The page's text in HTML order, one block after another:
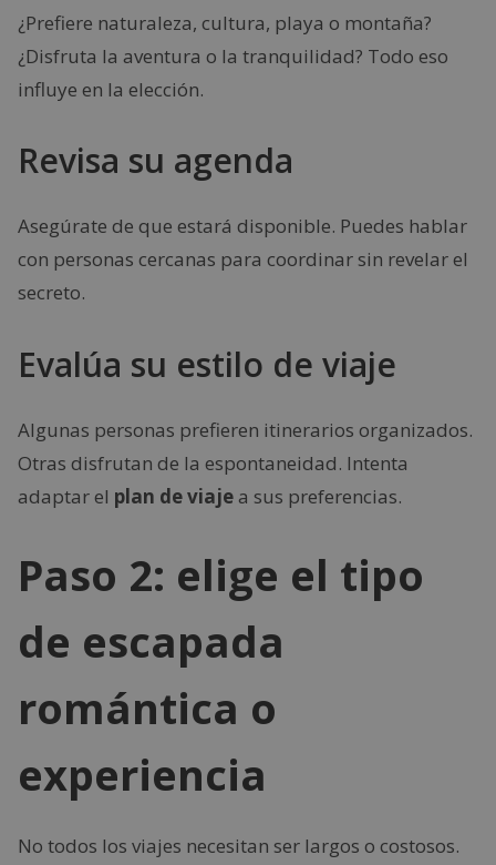
¿Prefiere naturaleza, cultura, playa o montaña?
¿Disfruta la aventura o la tranquilidad? Todo eso
influye en la elección.
Revisa su agenda
Asegúrate de que estará disponible. Puedes hablar
con personas cercanas para coordinar sin revelar el
secreto.
Evalúa su estilo de viaje
Algunas personas prefieren itinerarios organizados.
Otras disfrutan de la espontaneidad. Intenta
adaptar el plan de viajea sus preferencias.
Paso 2: elige el tipo
de escapada
romántica o
experiencia
No todos los viajes necesitan ser largos o costosos.